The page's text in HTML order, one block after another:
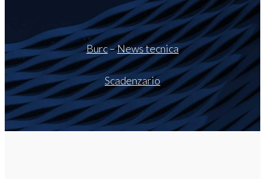
Burc–News tecnica
Scadenzario